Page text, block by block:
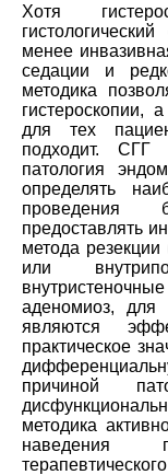
Хотя
менее
седации и
методика
гистероскопии,
для тех
подходит. СГГ
патология
определять
проведения
предоставлять
метода резекции
или
аденомиоз, для
являются
практическое
причиной
методика
наведения